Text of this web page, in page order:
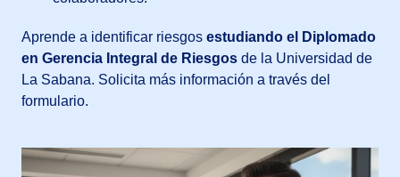
Aprende a identificar riesgos estudiando el Diplomado
en Gerencia Integral de Riesgos de la Universidad de
La Sabana. Solicita más información a través del
formulario.